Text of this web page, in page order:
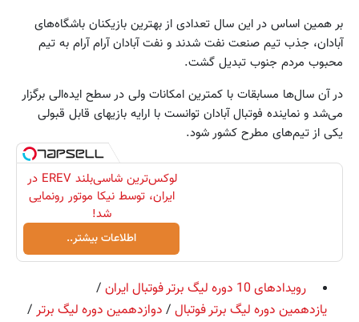
بر همین اساس در این سال تعدادی از بهترین بازیکنان باشگاه‌های
آبادان، جذب تیم صنعت نفت شدند و نفت آبادان آرام آرام به تیم
محبوب مردم جنوب تبدیل گشت.
در آن سال‌ها مسابقات با کمترین امکانات ولی در سطح ایده‌الی برگزار
می‌شد و نماینده فوتبال آبادان توانست با ارایه بازیهای قابل قبولی
یکی از تیم‌های مطرح کشور شود.
لوکس‌ترین شاسی‌بلند EREV در
ایران، توسط نیکا موتور رونمایی
شد!
اطلاعات بیشتر..
رویدادهای 10 دوره لیگ برتر فوتبال ایران
/
یازدهمین دوره لیگ برتر فوتبال / دوازدهمین دوره لیگ برتر /